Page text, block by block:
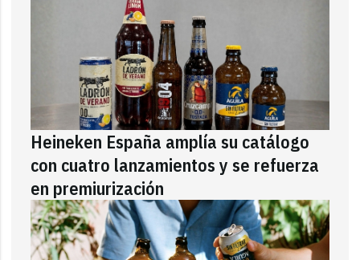
Heineken España amplía su catálogo
con cuatro lanzamientos y se refuerza
en premiurización